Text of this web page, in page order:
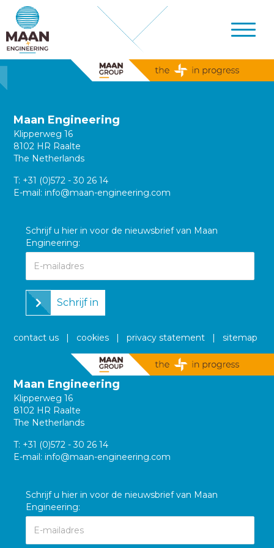
Maan Engineering
Klipperweg 16
8102 HR Raalte
The Netherlands
T: +31 (0)572 - 30 26 14
E-mail:info@maan-engineering.com
Schrijf u hier in voor de nieuwsbrief van Maan
Engineering:
Schrijf in
contact us | cookies |privacy statement |sitemap
Maan Engineering
Klipperweg 16
8102 HR Raalte
The Netherlands
T: +31 (0)572 - 30 26 14
E-mail:info@maan-engineering.com
Schrijf u hier in voor de nieuwsbrief van Maan
Engineering: